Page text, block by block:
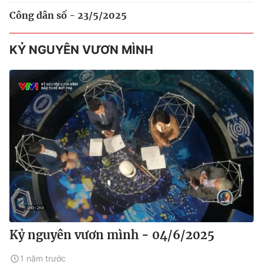
Công dân số - 23/5/2025
KỶ NGUYÊN VƯƠN MÌNH
Kỷ nguyên vươn mình - 04/6/2025
1 năm trước